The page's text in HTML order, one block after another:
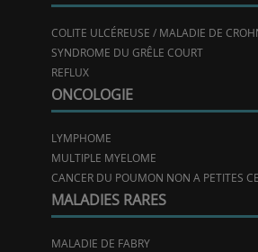
COLITE ULCÉREUSE / MALADIE DE
SYNDROME DU GRÊLE COURT
REFLUX
ONCOLOGIE
LYMPHOME
MULTIPLE MYELOME
CANCER DU POUMON NON A PETITES
MALADIES RARES
MALADIE DE FABRY